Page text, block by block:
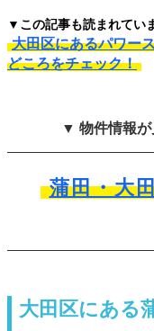
▼この記事も読まれてい
大田区にあるパワー
どころをチェック！
▼ 物件情報
蒲田・大
大田区にある